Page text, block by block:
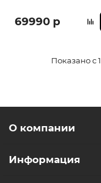
69990 р
Показано с
О компании
Информация